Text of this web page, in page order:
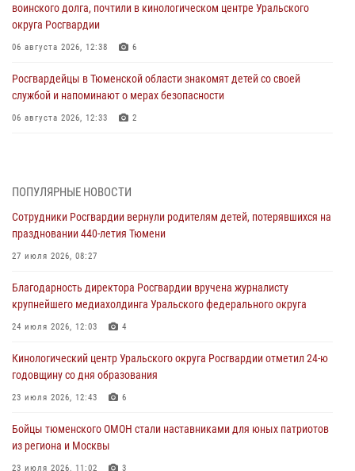
воинского долга, почтили в кинологическом центре Уральского
округа Росгвардии
06 августа 2026, 12:38 6
Росгвардейцы в Тюменской области знакомят детей со своей
службой и напоминают о мерах безопасности
06 августа 2026, 12:33 2
06 августа 2026, 04:41 3
Росгвардейцы в Тюменской области почтили память генерала
армии Ивана Кирилловича Яковлева
05 августа 2026, 11:03
В Тюмени офицер Росгвардии в радиоэфире напомнил гражданам о
мерах безопасного владения оружием
05 августа 2026, 09:56
Военнослужащие Росгвардии сбили дрон-разведчик ВСУ на южном
направлении
05 августа 2026, 05:35
Стальной характер продемонстрировали росгвардейцы в ходе
масштабных спортивных событий на Урале
ПОПУЛЯРНЫЕ НОВОСТИ
Сотрудники Росгвардии вернули родителям детей, потерявшихся на
праздновании 440-летия Тюмени
27 июля 2026, 08:27
Благодарность директора Росгвардии вручена журналисту
крупнейшего медиахолдинга Уральского федерального округа
24 июля 2026, 12:03 4
Кинологический центр Уральского округа Росгвардии отметил 24-ю
годовщину со дня образования
23 июля 2026, 12:43 6
Бойцы тюменского ОМОН стали наставниками для юных патриотов
из региона и Москвы
23 июля 2026, 11:02 3